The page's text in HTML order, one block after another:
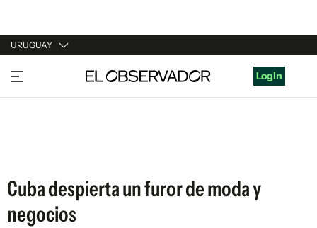
URUGUAY
URUGUAY
ARGENTINA
Login
Cuba despierta un furor de moda y
negocios